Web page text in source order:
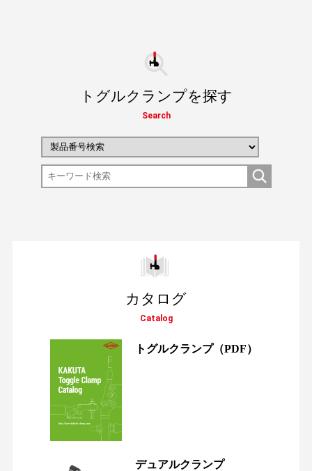
トグルクランプを探す
Search
カタログ
Catalog
トグルクランプ（PDF）
デュアルクランプ